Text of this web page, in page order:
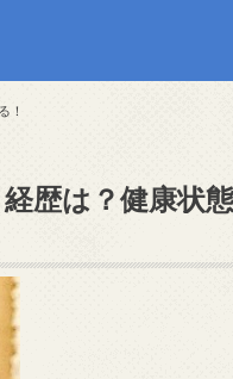
！
歴は？健康状